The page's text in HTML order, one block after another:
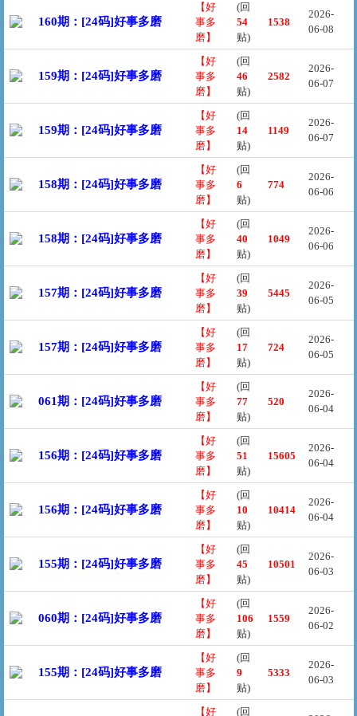
160期：[24码]好事多磨
【好
事多
磨】
(回
54
贴)
1538
2026-
06-08
159期：[24码]好事多磨
【好
事多
磨】
(回
46
贴)
2582
2026-
06-07
159期：[24码]好事多磨
【好
事多
磨】
(回
14
贴)
1149
2026-
06-07
158期：[24码]好事多磨
【好
事多
磨】
(回
6
贴)
774
2026-
06-06
158期：[24码]好事多磨
【好
事多
磨】
(回
40
贴)
1049
2026-
06-06
157期：[24码]好事多磨
【好
事多
磨】
(回
39
贴)
5445
2026-
06-05
157期：[24码]好事多磨
【好
事多
磨】
(回
17
贴)
724
2026-
06-05
061期：[24码]好事多磨
【好
事多
磨】
(回
77
贴)
520
2026-
06-04
156期：[24码]好事多磨
【好
事多
磨】
(回
51
贴)
15605
2026-
06-04
156期：[24码]好事多磨
【好
事多
磨】
(回
10
贴)
10414
2026-
06-04
155期：[24码]好事多磨
【好
事多
磨】
(回
45
贴)
10501
2026-
06-03
060期：[24码]好事多磨
【好
事多
磨】
(回
106
贴)
1559
2026-
06-02
155期：[24码]好事多磨
【好
事多
磨】
(回
9
贴)
5333
2026-
06-03
【好 (回